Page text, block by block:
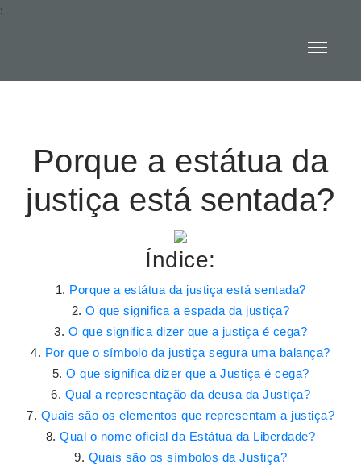
:
Porque a estátua da
justiça está sentada?
Índice:
Porque a estátua da justiça está sentada?
O que significa a espada da justiça?
O que significa dizer que a justiça é cega?
Por que o símbolo da justiça segura uma balança?
O que significa dizer que a Justiça é cega?
Qual a representação da deusa da Justiça?
Quais são os elementos que representam a justiça?
Qual o nome oficial da Estátua da Liberdade?
Quais são os símbolos da Justiça?